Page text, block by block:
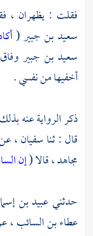
فقلت : يظهران ،
سعيد بن جبير(
سعيد بن جبير
أخفيها من نفسي .
ذكر الرواية عنه
قال : ثناسفيان ،
مجاهد ، قالا (إن
حدثنيعبيد بن
عطاء بن السائب ،